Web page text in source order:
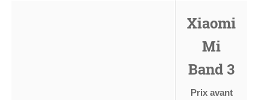
Xiaomi
Mi
Band 3
Prix avant